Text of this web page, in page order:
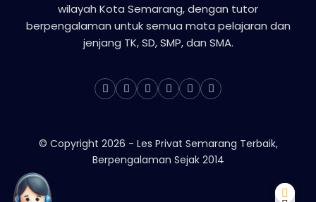
wilayah Kota Semarang, dengan tutor
berpengalaman untuk semua mata pelajaran dan
jenjang TK, SD, SMP, dan SMA.
© Copyright 2026 - Les Privat Semarang Terbaik,
Berpengalaman Sejak 2014